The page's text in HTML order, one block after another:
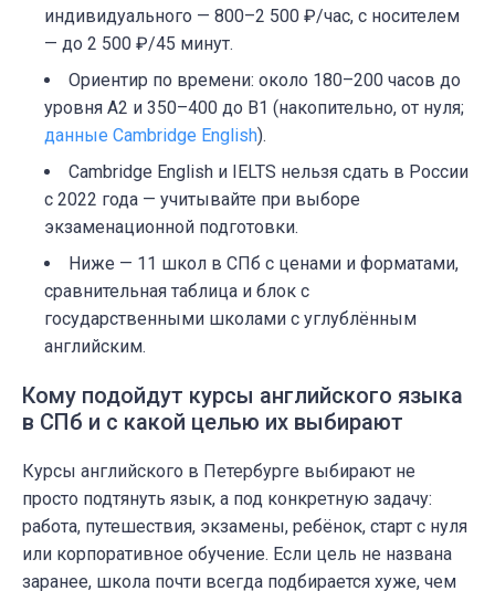
индивидуального — 800–2 500 ₽/час, с носителем
— до 2 500 ₽/45 минут.
Ориентир по времени: около 180–200 часов до
уровня A2 и 350–400 до B1 (накопительно, от нуля;
данные Cambridge English).
Cambridge English и IELTS нельзя сдать в России
с 2022 года — учитывайте при выборе
экзаменационной подготовки.
Ниже — 11 школ в СПб с ценами и форматами,
сравнительная таблица и блок с
государственными школами с углублённым
английским.
Кому подойдут курсы английского языка
в СПб и с какой целью их выбирают
Курсы английского в Петербурге выбирают не
просто подтянуть язык, а под конкретную задачу:
работа, путешествия, экзамены, ребёнок, старт с нуля
или корпоративное обучение. Если цель не названа
заранее, школа почти всегда подбирается хуже, чем